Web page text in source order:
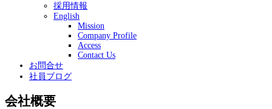
採用情報
English
Mission
Company Profile
Access
Contact Us
お問合せ
社員ブログ
会社概要